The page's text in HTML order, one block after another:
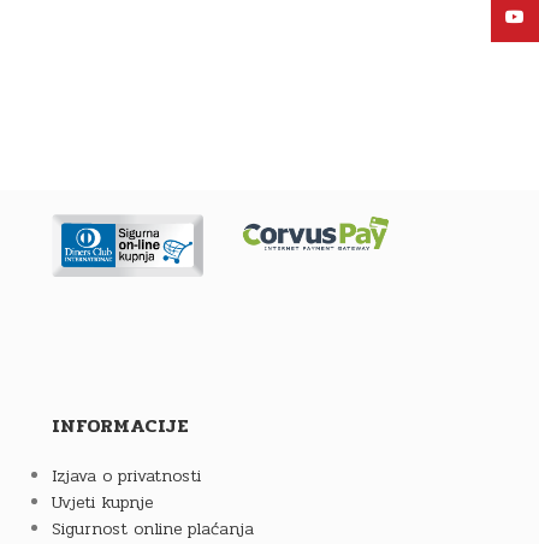
INFORMACIJE
Izjava o privatnosti
Uvjeti kupnje
Sigurnost online plaćanja